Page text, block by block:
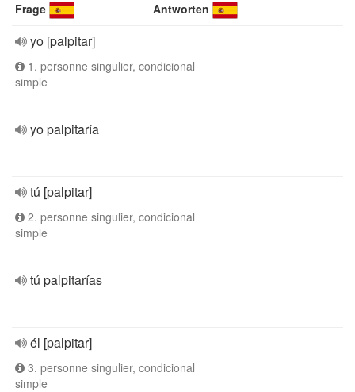
Frage Antworten
yo [palpitar]
1. personne singulier, condicional
simple
yo palpitaría
tú [palpitar]
2. personne singulier, condicional
simple
tú palpitarías
él [palpitar]
3. personne singulier, condicional
simple